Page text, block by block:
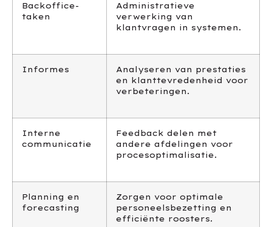
Backoffice-
taken
Administratieve
verwerking van
klantvragen in systemen.
Informes
Analyseren van prestaties
en klanttevredenheid voor
verbeteringen.
Interne
communicatie
Feedback delen met
andere afdelingen voor
procesoptimalisatie.
Planning en
forecasting
Zorgen voor optimale
personeelsbezetting en
efficiënte roosters.